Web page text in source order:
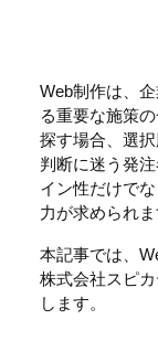
Web制作は、
る重要な施策
探す場合、選
判断に迷う発
イン性だけで
力が求められま
本記事では、
株式会社スピ
します。